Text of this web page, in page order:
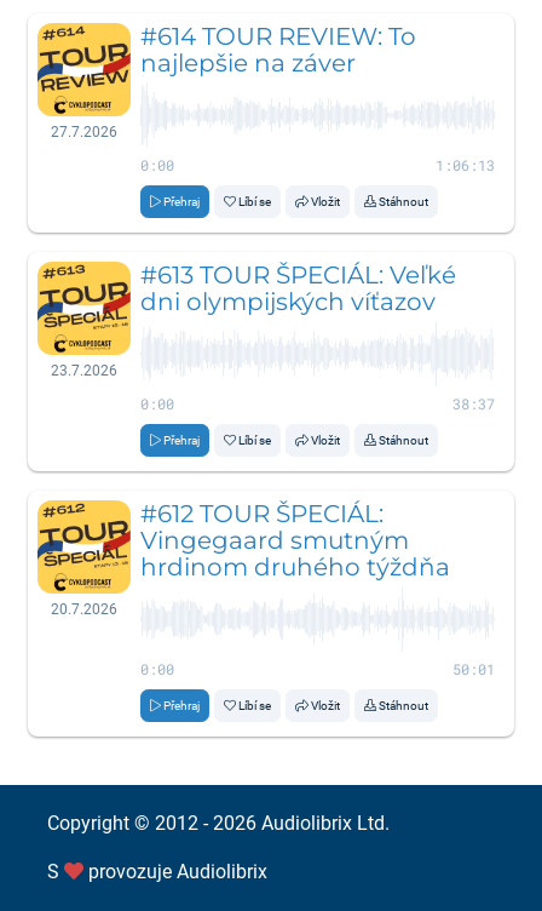
27.7.2026
#614 TOUR REVIEW: To
najlepšie na záver
0:00 1:06:13
Přehraj Líbí se Vložit Stáhnout
23.7.2026
#613 TOUR ŠPECIÁL: Veľké
dni olympijských víťazov
0:00 38:37
Přehraj Líbí se Vložit Stáhnout
20.7.2026
#612 TOUR ŠPECIÁL:
Vingegaard smutným
hrdinom druhého týždňa
0:00 50:01
Přehraj Líbí se Vložit Stáhnout
Copyright © 2012 - 2026 Audiolibrix Ltd.
S provozuje Audiolibrix